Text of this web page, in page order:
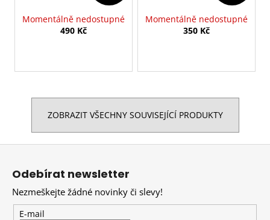
Momentálně nedostupné
490 Kč
Momentálně nedostupné
350 Kč
ZOBRAZIT VŠECHNY SOUVISEJÍCÍ PRODUKTY
Z
Odebírat newsletter
Nezmeškejte žádné novinky či slevy!
E-mail